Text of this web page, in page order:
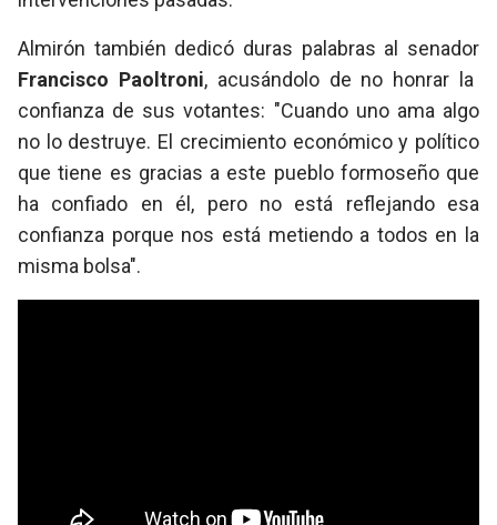
Almirón también dedicó duras palabras al senador
Francisco Paoltroni, acusándolo de no honrar la
confianza de sus votantes: "Cuando uno ama algo
no lo destruye. El crecimiento económico y político
que tiene es gracias a este pueblo formoseño que
ha confiado en él, pero no está reflejando esa
confianza porque nos está metiendo a todos en la
misma bolsa".